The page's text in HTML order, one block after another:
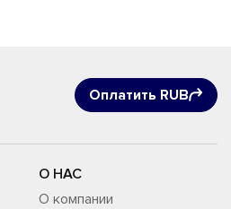
Оплатить RUB
О НАС
О компании